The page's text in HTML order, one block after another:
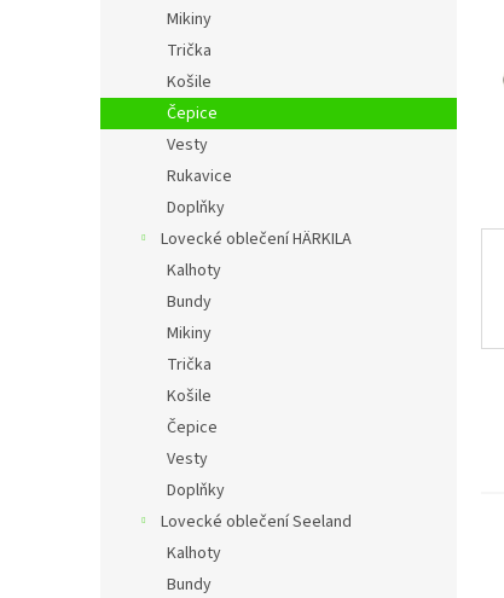
Mikiny
Trička
Košile
Čepice
Vesty
Rukavice
Doplňky
Lovecké oblečení HÄRKILA
Kalhoty
Bundy
Mikiny
Trička
Košile
Čepice
Vesty
Doplňky
Lovecké oblečení Seeland
Kalhoty
Bundy